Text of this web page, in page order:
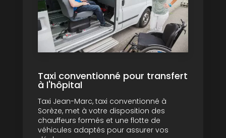
Taxi conventionné pour transfert
à l'hôpital
Taxi Jean-Marc, taxi conventionné à
Sorèze, met à votre disposition des
chauffeurs formés et une flotte de
véhicules adaptés pour assurer vos